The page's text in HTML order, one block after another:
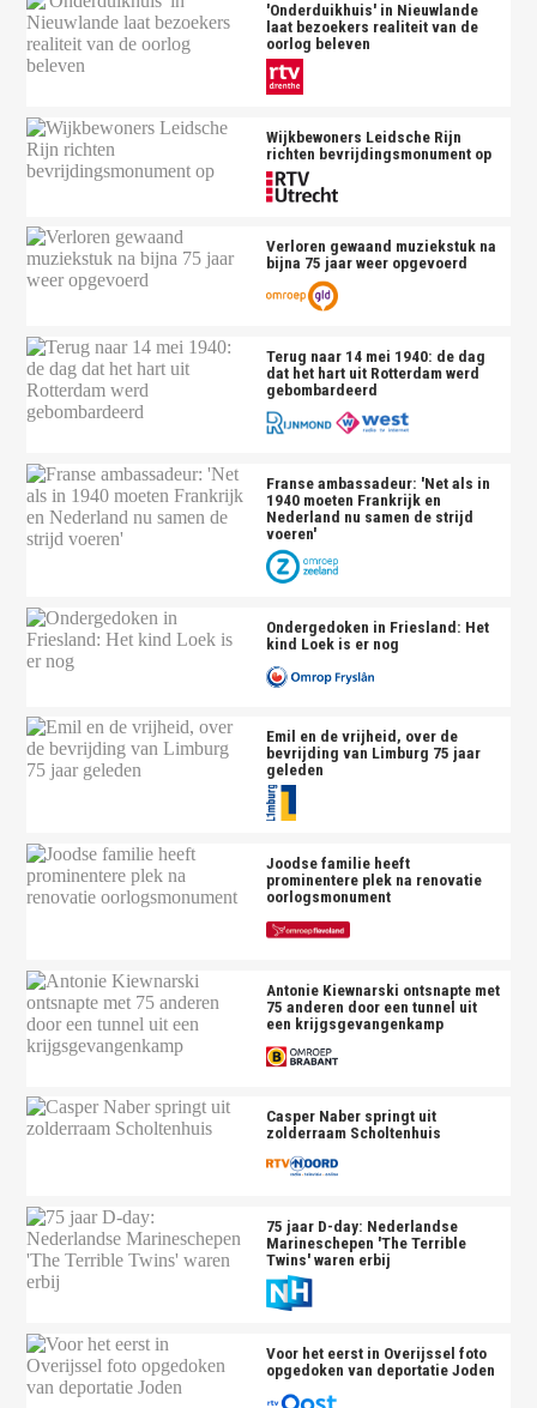
'Onderduikhuis' in Nieuwlande
laat bezoekers realiteit van de
oorlog beleven
Wijkbewoners Leidsche Rijn
richten bevrijdingsmonument op
Verloren gewaand muziekstuk na
bijna 75 jaar weer opgevoerd
Terug naar 14 mei 1940: de dag
dat het hart uit Rotterdam werd
gebombardeerd
Franse ambassadeur: 'Net als in
1940 moeten Frankrijk en
Nederland nu samen de strijd
voeren'
Ondergedoken in Friesland: Het
kind Loek is er nog
Emil en de vrijheid, over de
bevrijding van Limburg 75 jaar
geleden
Joodse familie heeft
prominentere plek na renovatie
oorlogsmonument
Antonie Kiewnarski ontsnapte met
75 anderen door een tunnel uit
een krijgsgevangenkamp
Casper Naber springt uit
zolderraam Scholtenhuis
75 jaar D-day: Nederlandse
Marineschepen 'The Terrible
Twins' waren erbij
Voor het eerst in Overijssel foto
opgedoken van deportatie Joden